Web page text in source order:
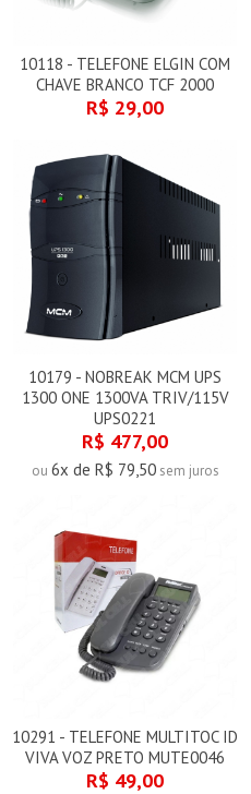
10118 - TELEFONE ELGIN COM
CHAVE BRANCO TCF 2000
R$ 29,00
10179 - NOBREAK MCM UPS
1300 ONE 1300VA TRIV/115V
UPS0221
R$ 477,00
ou 6x de R$ 79,50sem juros
10291 - TELEFONE MULTITOC ID
VIVA VOZ PRETO MUTE0046
R$ 49,00